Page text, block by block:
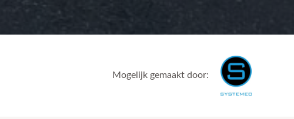
Mogelijk gemaakt door: